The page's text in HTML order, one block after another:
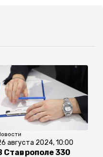
августа 2024, 10:00
Ставрополе 330